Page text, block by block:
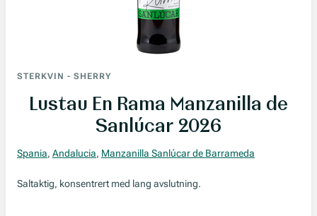
STERKVIN - SHERRY
Lustau En Rama Manzanilla de
Sanlúcar 2026
Spania, Andalucia, Manzanilla Sanlúcar de Barrameda
Saltaktig, konsentrert med lang avslutning.